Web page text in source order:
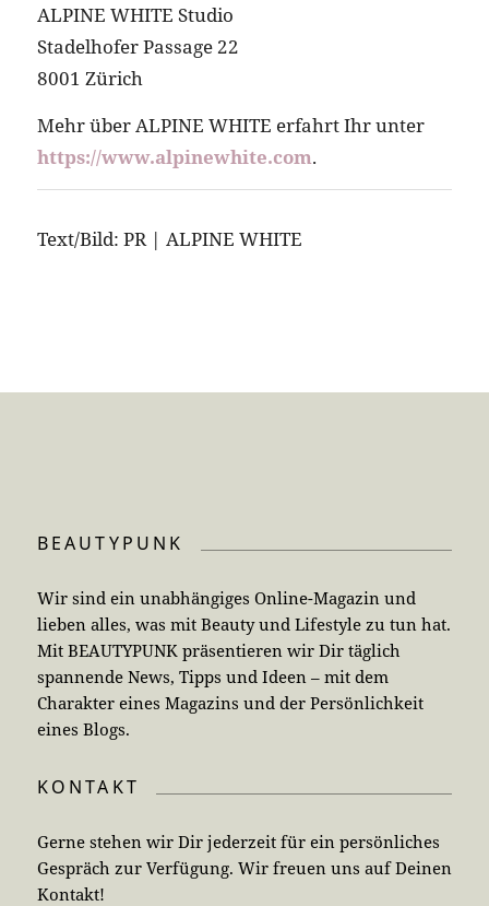
ALPINE WHITE Studio
Stadelhofer Passage 22
8001 Zürich
Mehr über ALPINE WHITE erfahrt Ihr unter
https://www.alpinewhite.com.
Text/Bild: PR | ALPINE WHITE
BEAUTYPUNK
Wir sind ein unabhängiges Online-Magazin und
lieben alles, was mit Beauty und Lifestyle zu tun hat.
Mit BEAUTYPUNK präsentieren wir Dir täglich
spannende News, Tipps und Ideen – mit dem
Charakter eines Magazins und der Persönlichkeit
eines Blogs.
KONTAKT
Gerne stehen wir Dir jederzeit für ein persönliches
Gespräch zur Verfügung. Wir freuen uns auf Deinen
Kontakt!